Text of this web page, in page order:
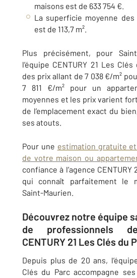
maisons est de 633 754 €.
La superficie moyenne des
est de 113,7 m².
Plus précisément, pour
l’équipe CENTURY 21 Les
des prix allant de 7 038 €/m²
7 811 €/m² pour un
moyennes et les prix varient
de l’emplacement exact du
ses atouts.
Pour une estimation gratuite
de votre maison ou
confiance à l’agence CENTURY
qui connaît parfaitement le
Saint-Maurien.
Découvrez notre équipe
de professionnels
CENTURY 21 Les Clés du
Depuis plus de 20 ans,
Clés du Parc accompagne